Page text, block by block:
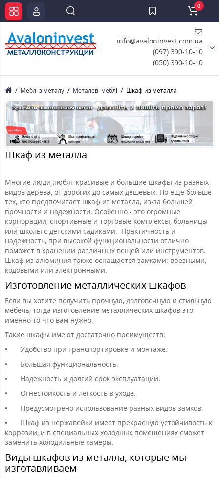
info@avaloninvest.com.ua
(097) 390-10-10
(050) 390-10-10
0
Меблі з металу Металеві меблі Шкаф из металла
Шкаф из металла
Многие люди любят красивые и большие шкафы из разных
видов дерева, от дорогих до самых дешевых. Но еще больше
тех, кто предпочитает шкаф из металла, из-за большей
прочности и надежности. Особенно - это огромные
корпорации, спортивные и торговые комплексы, больницы
или школы с детскими садиками. Практичность и
надежность, при высокой функциональности отлично
поможет в хранении различных вещей или инструментов.
Шкаф из алюминия также оснащается замками: врезными,
кодовыми или электронными.
Изготовление металлических шкафов
Если вы хотите получить прочную, долговечную и стильную
мебель, тогда изготовление металлических шкафов это
именно то что вам нужно.
Такие шкафы имеют достаточно преимуществ:
•
Удобство при транспортировке и монтаже.
•
Большая функциональность.
•
Надежность и долгий срок эксплуатации.
•
Огнестойкость и легкость в уходе.
•
Предусмотрено использование разных видов замков.
•
Шкаф из нержавейки имеет прекрасную устойчивость к
коррозии, и в специальных холодных помещениях сможет
заменить холодильные камеры.
Виды шкафов из металла, которые мы
изготавливаем